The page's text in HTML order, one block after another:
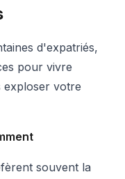
d'expatriés,
pour vivre
exploser votre
souvent la